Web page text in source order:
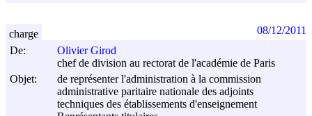
De:
Olivier Girod
chef de division au rectorat de l'académie de Paris
Objet:
de représenter l'administration à la commission
administrative paritaire nationale des adjoints
techniques des établissements d'enseignement
charge 08/12/2011